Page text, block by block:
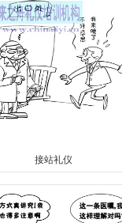
接站礼仪